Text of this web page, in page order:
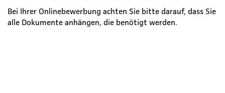
Bei Ihrer Onlinebewerbung achten Sie bitte darauf, dass Sie
alle Dokumente anhängen, die benötigt werden.